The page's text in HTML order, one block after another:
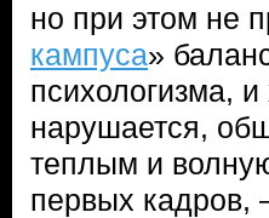
но при этом не
кампуса»
психологизма,
нарушается,
теплым и
первых кадров,